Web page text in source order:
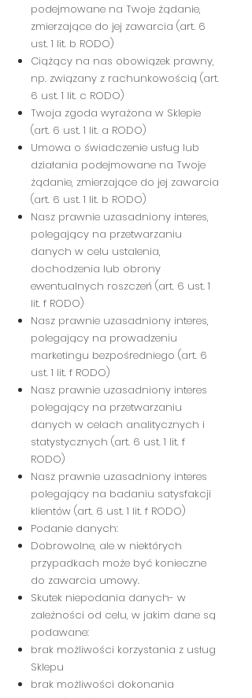
podejmowane na Twoje żądanie,
zmierzające do jej zawarcia (art. 6
ust. 1 lit. b RODO)
Ciążący na nas obowiązek prawny,
np. związany z rachunkowością (art.
6 ust. 1 lit. c RODO)
Twoja zgoda wyrażona w Sklepie
(art. 6 ust. 1 lit. a RODO)
Umowa o świadczenie usług lub
działania podejmowane na Twoje
żądanie, zmierzające do jej zawarcia
(art. 6 ust. 1 lit. b RODO)
Nasz prawnie uzasadniony interes,
polegający na przetwarzaniu
danych w celu ustalenia,
dochodzenia lub obrony
ewentualnych roszczeń (art. 6 ust. 1
lit. f RODO)
Nasz prawnie uzasadniony interes,
polegający na prowadzeniu
marketingu bezpośredniego (art. 6
ust. 1 lit. f RODO)
Nasz prawnie uzasadniony interes
polegający na przetwarzaniu
danych w celach analitycznych i
statystycznych (art. 6 ust. 1 lit. f
RODO)
Nasz prawnie uzasadniony interes
polegający na badaniu satysfakcji
klientów (art. 6 ust. 1 lit. f RODO)
Podanie danych:
Dobrowolne, ale w niektórych
przypadkach może być konieczne
do zawarcia umowy.
Skutek niepodania danych- w
zależności od celu, w jakim dane są
podawane:
brak możliwości korzystania z usług
Sklepu
brak możliwości dokonania